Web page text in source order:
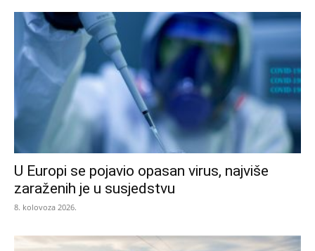
U Europi se pojavio opasan virus, najviše
zaraženih je u susjedstvu
8. kolovoza 2026.